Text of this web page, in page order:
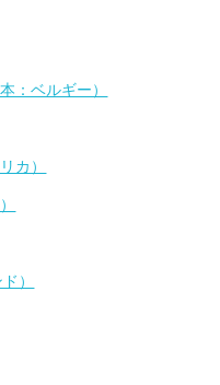
：ベルギー）
カ）
）